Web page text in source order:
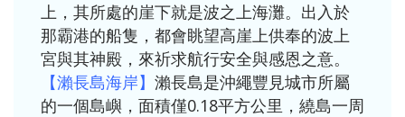
上，其所處的崖下就是波之上海灘。出入於
那霸港的船隻，都會眺望高崖上供奉的波上
宮與其神殿，來祈求航行安全與感恩之意。
【瀨長島海岸】 瀨長島是沖繩豐見城市所屬
的一個島嶼，面積僅0.18平方公里，繞島一周